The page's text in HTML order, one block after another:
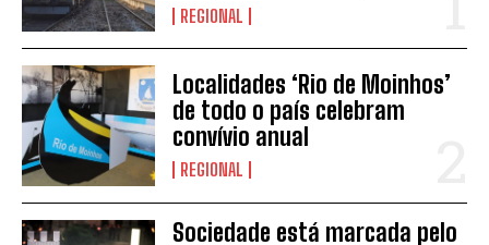
INSCREVER
REGIONAL
Localidades ‘Rio de Moinhos’
de todo o país celebram
convívio anual
REGIONAL
Sociedade está marcada pelo